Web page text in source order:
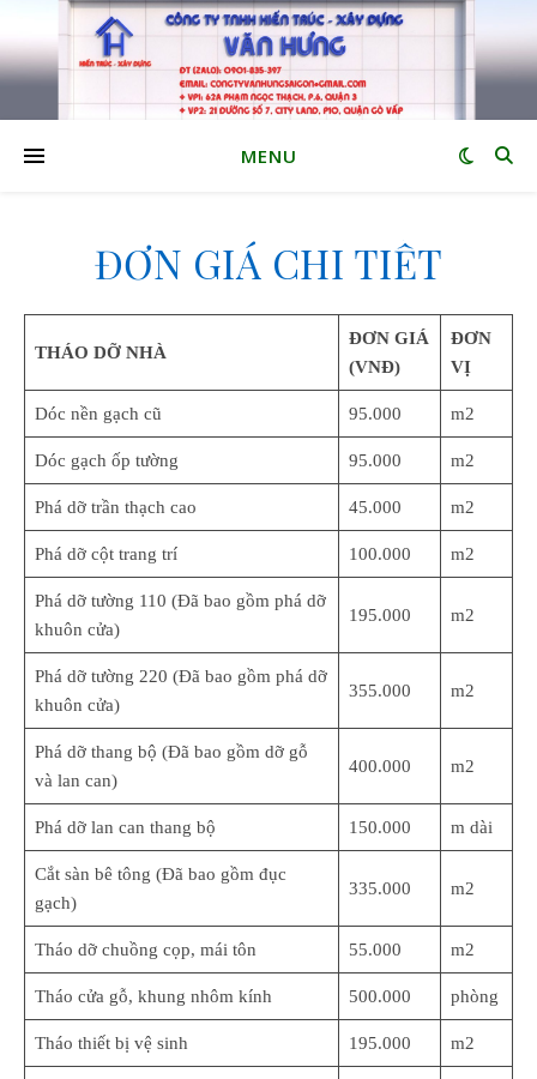
MENU
ĐƠN GIÁ CHI TIẾT
THÁO DỠ NHÀ
ĐƠN GIÁ
(VNĐ)
ĐƠN
VỊ
Dóc nền gạch cũ 95.000 m2
Dóc gạch ốp tường 95.000 m2
Phá dỡ trần thạch cao 45.000 m2
Phá dỡ cột trang trí 100.000 m2
Phá dỡ tường 110 (Đã bao gồm phá dỡ
khuôn cửa)
195.000 m2
Phá dỡ tường 220 (Đã bao gồm phá dỡ
khuôn cửa)
355.000 m2
Phá dỡ thang bộ (Đã bao gồm dỡ gỗ
và lan can)
400.000 m2
Phá dỡ lan can thang bộ 150.000 m dài
Cắt sàn bê tông (Đã bao gồm đục
gạch)
335.000 m2
Tháo dỡ chuồng cọp, mái tôn 55.000 m2
Tháo cửa gỗ, khung nhôm kính 500.000 phòng
Tháo thiết bị vệ sinh 195.000 m2